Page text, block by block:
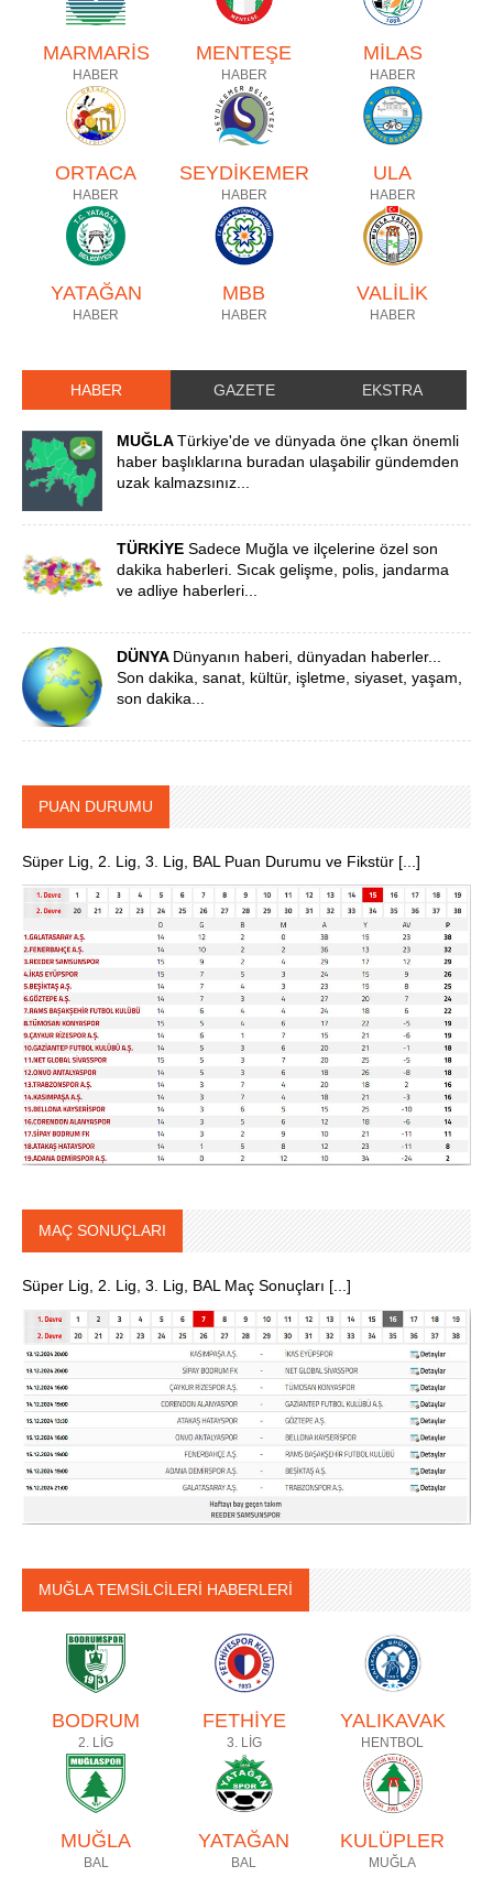
MARMARİS
HABER
MENTEŞE
HABER
MİLAS
HABER
ORTACA
HABER
SEYDİKEMER
HABER
ULA
HABER
YATAĞAN
HABER
MBB
HABER
VALİLİK
HABER
HABER GAZETE EKSTRA
MUĞLATürkiye'de ve dünyada öne çIkan önemli
haber başlıklarına buradan ulaşabilir gündemden
uzak kalmazsınız...
TÜRKİYESadece Muğla ve ilçelerine özel son
dakika haberleri. Sıcak gelişme, polis, jandarma
ve adliye haberleri...
DÜNYA Dünyanın haberi, dünyadan haberler...
Son dakika, sanat, kültür, işletme, siyaset, yaşam,
son dakika...
PUAN DURUMU
Süper Lig, 2. Lig, 3. Lig, BAL Puan Durumu ve Fikstür [...]
MAÇ SONUÇLARI
Süper Lig, 2. Lig, 3. Lig, BAL Maç Sonuçları [...]
MUĞLA TEMSİLCİLERİ HABERLERİ
BODRUM
2. LİG
FETHİYE
3. LİG
YALIKAVAK
HENTBOL
MUĞLA
BAL
YATAĞAN
BAL
KULÜPLER
MUĞLA